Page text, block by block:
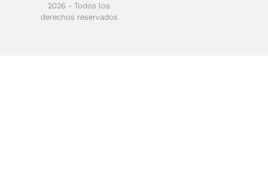
2026 - Todos los
derechos reservados